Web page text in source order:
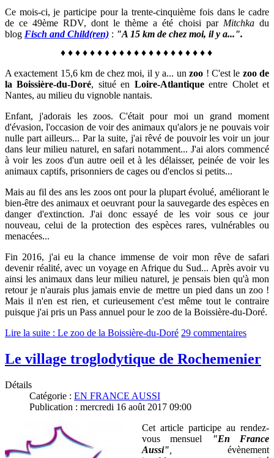
Ce mois-ci, je participe pour la trente-cinquième fois dans le cadre
de ce 49ème RDV, dont le thème a été choisi par Mitchkadu
blog Fisch and Child(ren) : "A 15 km de chez moi, il y a...".
♦ ♦ ♦ ♦ ♦ ♦ ♦ ♦ ♦ ♦ ♦ ♦ ♦ ♦ ♦ ♦ ♦ ♦ ♦ ♦ ♦
A exactement 15,6 km de chez moi, il y a... unzoo ! C'est le zoo de
la Boissière-du-Doré, situé en Loire-Atlantiqueentre Cholet et
Nantes, au milieu du vignoble nantais.
Enfant, j'adorais les zoos.C'était pour moi un grand moment
d'évasion, l'occasion de voir des animaux qu'alors je ne pouvais voir
nulle part ailleurs... Par la suite, j'ai rêvé de pouvoir les voir un jour
dans leur milieu naturel, en safari notamment... J'ai alors commencé
à voir les zoos d'un autre oeil et à les délaisser, peinée de voir les
animaux captifs, prisonniers de cages ou d'enclos si petits...
Mais au fil des ans les zoos ont pour la plupart évolué, améliorant le
bien-être des animaux et oeuvrant pour la sauvegarde des espèces en
danger d'extinction. J'ai donc essayé de les voir sous ce jour
nouveau, celui de la protection des espèces rares, vulnérables ou
menacées...
Fin 2016, j'ai eu la chance immense de voir mon rêve de safari
devenir réalité, avec un voyage en Afrique du Sud... Après avoir vu
ainsi les animaux dans leur milieu naturel, je pensais bien qu'à mon
retour je n'aurais plus jamais envie de mettre un pied dans un zoo !
Mais il n'en est rien, et curieusement c'est même tout le contraire
puisque j'ai pris un Pass annuel pour le zoo de la Boissière-du-Doré.
Lire la suite : Le zoo de la Boissière-du-Doré 29 commentaires
Le village troglodytique de Rochemenier
Détails
Catégorie : EN FRANCE AUSSI
Publication : mercredi 16 août 2017 09:00
Cet article participe au rendez-
vous mensuel
"En France
Aussi"
évènement